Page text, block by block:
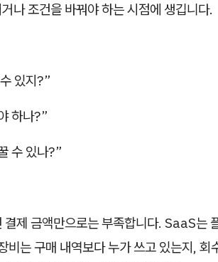
나 조건을 바꿔야 하는 시점에 생깁니다.
있지?”
하나?”
수 있나?”
결제 금액만으로는 부족합니다. SaaS는
비는 구매 내역보다 누가 쓰고 있는지, 회